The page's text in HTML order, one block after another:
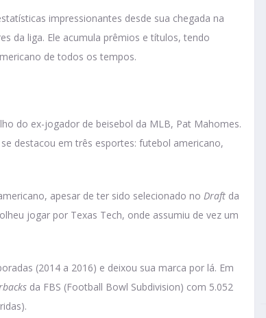
impressionantes desde sua chegada na
da liga. Ele acumula prêmios e títulos, tendo
de todos os tempos.
do ex-jogador de beisebol da MLB, Pat Mahomes.
destacou em três esportes: futebol americano,
apesar de ter sido selecionado no Draft da
jogar por Texas Tech, onde assumiu de vez um
(2014 a 2016) e deixou sua marca por lá. Em
da FBS (Football Bowl Subdivision) com 5.052